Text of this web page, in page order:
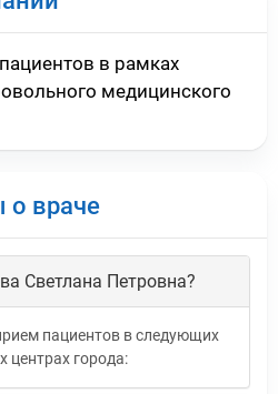
в рамках
медицинского
о враче
Светлана Петровна?
пациентов в следующих
центрах города: